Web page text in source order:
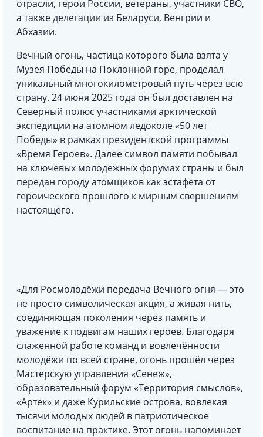
отрасли, герои России, ветераны, участники СВО,
а также делегации из Беларуси, Венгрии и
Абхазии.
Вечный огонь, частица которого была взята у
Музея Победы на Поклонной горе, проделал
уникальный многокилометровый путь через всю
страну. 24 июня 2025 года он был доставлен на
Северный полюс участниками арктической
экспедиции на атомном ледоколе «50 лет
Победы» в рамках президентской программы
«Время Героев». Далее символ памяти побывал
на ключевых молодежных форумах страны и был
передан городу атомщиков как эстафета от
героического прошлого к мирным свершениям
настоящего.
«Для Росмолодёжи передача Вечного огня — это
не просто символическая акция, а живая нить,
соединяющая поколения через память и
уважение к подвигам наших героев. Благодаря
слаженной работе команд и вовлечённости
молодёжи по всей стране, огонь прошёл через
Мастерскую управления «Сенеж»,
образовательный форум «Территория смыслов»,
«Артек» и даже Курильские острова, вовлекая
тысячи молодых людей в патриотическое
воспитание на практике. Этот огонь напоминает